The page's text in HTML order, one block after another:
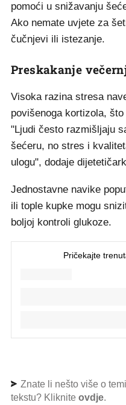
pomoći u snižavanju
Ako nemate uvjete za
čučnjevi ili istezanje.
Preskakanje
Visoka razina stresa
povišenoga kortizola,
"Ljudi često razmišljaju
šećeru, no stres i
ulogu", dodaje
Jednostavne navike
ili tople kupke mogu
boljoj kontroli glukoze.
Znate li nešto više o
tekstu? Kliknite ovdje.